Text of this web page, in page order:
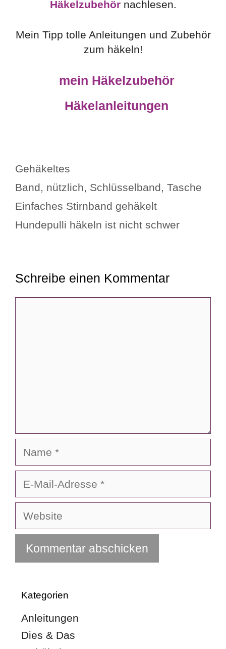
Häkelzubehörnachlesen.
Mein Tipp tolle Anleitungen und Zubehör
zum häkeln!
mein Häkelzubehör
Häkelanleitungen
Kategorien
Gehäkeltes
Schlagwörter
Band, nützlich, Schlüsselband, Tasche
Einfaches Stirnband gehäkelt
Hundepulli häkeln ist nicht schwer
Schreibe einen Kommentar
Adresse
Website
Kategorien
Anleitungen
Dies & Das